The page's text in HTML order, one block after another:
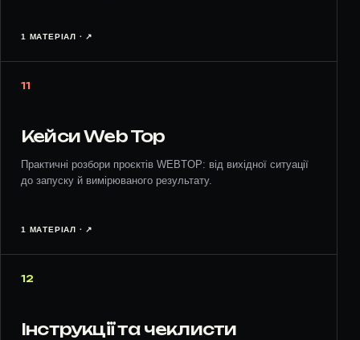
1 МАТЕРІАЛ · ↗︎
11
Кейси Web Top
Практичні розбори проєктів WEBTOP: від вихідної ситуації
до запуску й вимірюваного результату.
1 МАТЕРІАЛ · ↗︎
12
Інструкції та чеклисти